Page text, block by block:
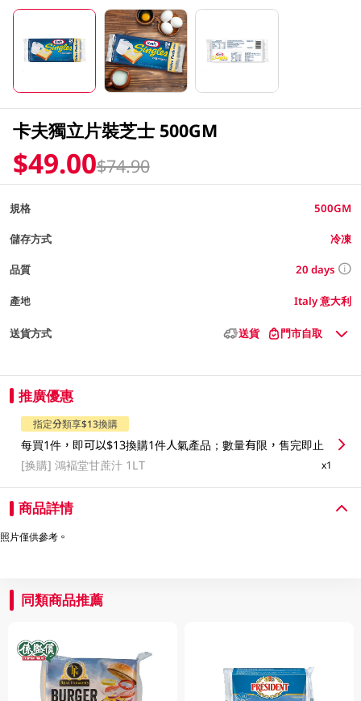
卡夫獨立片裝芝士 500GM
$49.00$74.90
規格 500GM
儲存方式 冷凍
品質 20 days
產地 Italy 意大利
送貨方式 送貨 門市自取
推廣優惠
指定分類享$13換購
每買1件，即可以$13換購1件人氣產品；數量有限，售完即止
[换購]鴻褔堂甘蔗汁 1LT x1
商品詳情
照片僅供參考。
同類商品推薦